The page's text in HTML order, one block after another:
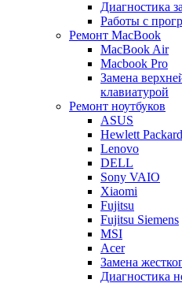
Диагностика
Работы с
Ремонт MacBook
MacBook Air
Macbook Pro
Замена
клавиатурой
Ремонт ноутбуков
ASUS
Hewlett Packard
Lenovo
DELL
Sony VAIO
Xiaomi
Fujitsu
Fujitsu Siemens
MSI
Acer
Замена
Диагностика